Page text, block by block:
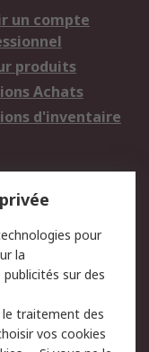
un compte
produits
Achats
d'inventaire
des E-mails
anti-
pour
la
sur des
traitement des
vos cookies